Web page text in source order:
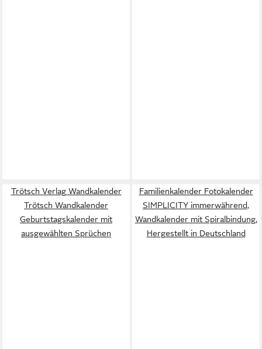
Trötsch Verlag Wandkalender
Trötsch Wandkalender
Geburtstagskalender mit
ausgewählten Sprüchen
Familienkalender Fotokalender
SIMPLICITY immerwährend,
Wandkalender mit Spiralbindung,
Hergestellt in Deutschland